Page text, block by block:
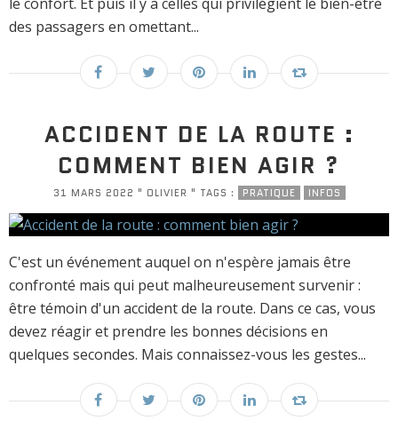
des passagers en omettant...
ACCIDENT DE LA ROUTE :
COMMENT BIEN AGIR ?
31 MARS 2022 " OLIVIER " TAGS : PRATIQUE INFOS
C'est un événement auquel on n'espère jamais être
confronté mais qui peut malheureusement survenir :
être témoin d'un accident de la route. Dans ce cas, vous
devez réagir et prendre les bonnes décisions en
quelques secondes. Mais connaissez-vous les gestes...